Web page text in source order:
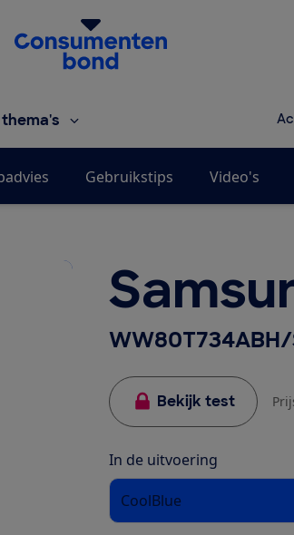
Homepage van de Consumentenbond
Gebruikstips Video's
Bekijk test
In de uitvoering
CoolBlue